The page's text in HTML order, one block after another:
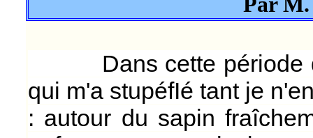
Dans cette période
qui m'a stupéfIé tant je
: autour du sapin